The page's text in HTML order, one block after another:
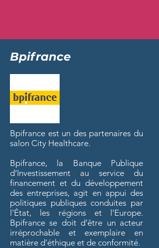
Bpifrance
Bpifrance est un des partenaires du
salon City Healthcare.
Bpifrance, la Banque Publique
d’Investissement au service du
financement et du développement
des entreprises, agit en appui des
politiques publiques conduites par
l'État, les régions et l’Europe.
Bpifrance se doit d’être un acteur
irréprochable et exemplaire en
matière d’éthique et de conformité.